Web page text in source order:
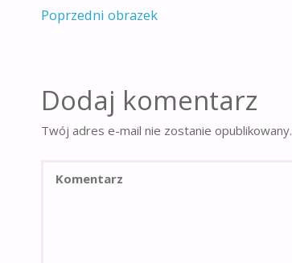
Poprzedni obrazek
Dodaj komentarz
Twój adres e-mail nie zostanie opublikowany.